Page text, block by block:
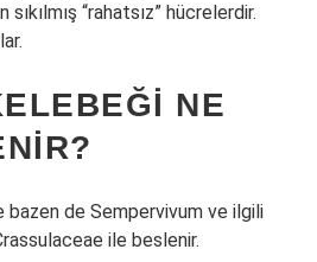
“rahatsız” hücrelerdir.
NE
bazen de Sempervivum ve ilgili
ile beslenir.